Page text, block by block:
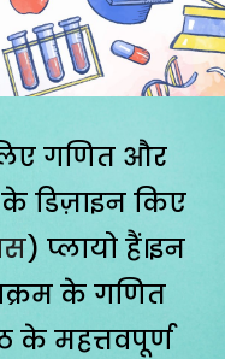
गणित और
के डिज़ाइन किए
) प्लायो हैं।इन
के गणित
के महत्तवपूर्ण